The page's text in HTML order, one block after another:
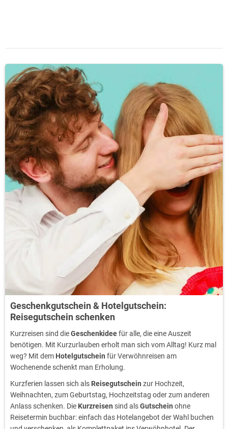
Geschenkgutschein & Hotelgutschein:
Reisegutschein schenken
Kurzreisen sind dieGeschenkideefür alle, die eine Auszeit
benötigen. Mit Kurzurlauben erholt man sich vom Alltag! Kurz mal
weg? Mit dem Hotelgutschein für Verwöhnreisen am
Wochenende schenkt man Erholung.
Kurzferien lassen sich als Reisegutschein zur Hochzeit,
Weihnachten, zum Geburtstag, Hochzeitstag oder zum anderen
Anlass schenken. Die Kurzreisen sind alsGutschein ohne
Reisetermin buchbar: einfach das Hotelangebot der Wahl buchen